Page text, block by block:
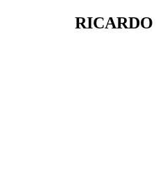
RICARDO